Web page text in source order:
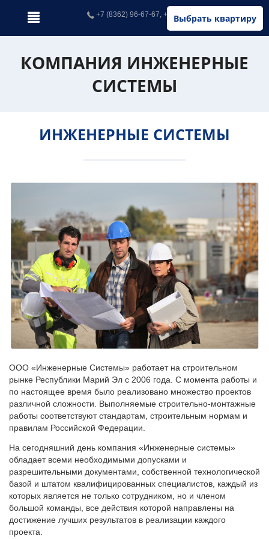
Выбрать квартиру
+7 (8362) 96-67-67, +7 (902) 326-67-67
КОМПАНИЯ ИНЖЕНЕРНЫЕ
СИСТЕМЫ
ИНЖЕНЕРНЫЕ СИСТЕМЫ
ООО «Инженерные Системы» работает на строительном
рынке Республики Марий Эл с 2006 года. С момента работы и
по настоящее время было реализовано множество проектов
различной сложности. Выполняемые строительно-монтажные
работы соответствуют стандартам, строительным нормам и
правилам Российской Федерации.
На сегодняшний день компания «Инженерные системы»
обладает всеми необходимыми допусками и
разрешительными документами, собственной технологической
базой и штатом квалифицированных специалистов, каждый из
которых является не только сотрудником, но и членом
большой команды, все действия которой направлены на
достижение лучших результатов в реализации каждого
проекта.